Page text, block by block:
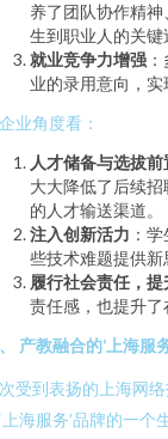
养了团队协作精
生到职业人的关键
就业竞争力增强
业的录用意向，实
业角度看：
人才储备与选拔前
大大降低了后续
的人才输送渠道。
注入创新活力 ：
些技术难题提供新
履行社会责任，提
责任感，也提升了
产教融合的‘上海服
受到表扬的上海网
上海服务’品牌的一